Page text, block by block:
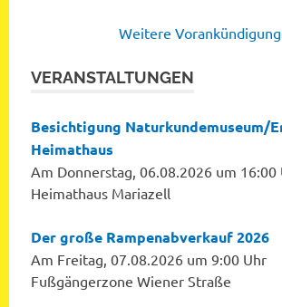
Weitere
VERANSTALTUNGEN
Besichtigung Naturkundemuseum/
Heimathaus
Am Donnerstag, 06.08.2026 um 16:00
Heimathaus Mariazell
Der große Rampenabverkauf 2026
Am Freitag, 07.08.2026 um 9:00 Uhr
Fußgängerzone Wiener Straße